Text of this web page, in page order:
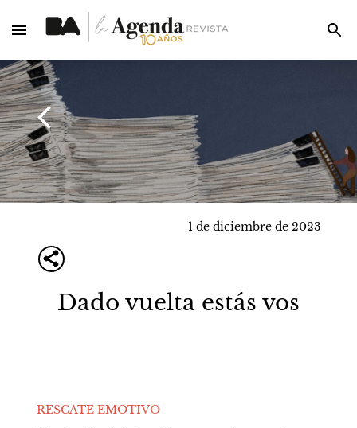
1 de diciembre de 2023
Dado vuelta estás vos
RESCATE EMOTIVO